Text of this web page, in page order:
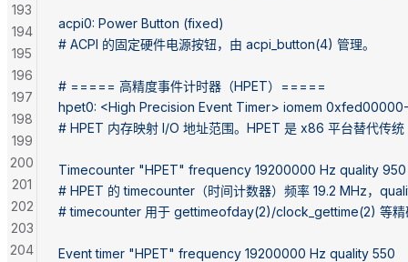
acpi0: Power Button (fixed)
# ACPI 的固定硬件电源按钮，由 acpi_button(4) 管理。
# ===== 高精度事件计时器（HPET）=====
hpet0: <High Precision Event Timer> iomem
# HPET 内存映射 I/O 地址范围。HPET 是 x86 平台替代传
Timecounter "HPET" frequency 19200000 Hz quality 950
# HPET 的 timecounter（时间计数器）频率 19.2 MHz，
# timecounter 用于 gettimeofday(2)/clock_gettime(2) 等精
Event timer "HPET" frequency 19200000 Hz quality 550
193
194
195
196
197
198
199
200
201
202
203
204